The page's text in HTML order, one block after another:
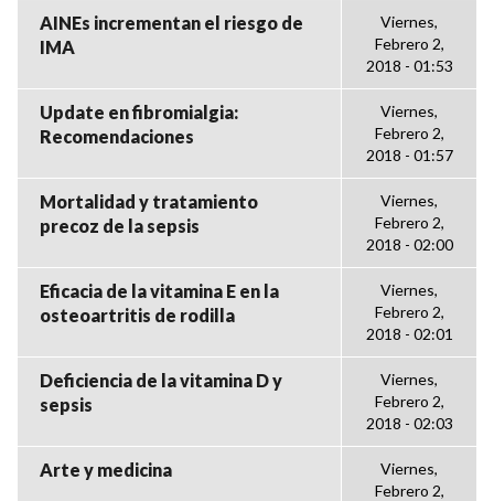
AINEs incrementan el riesgo de
IMA
Viernes,
Febrero 2,
2018 - 01:53
Update en fibromialgia:
Recomendaciones
Viernes,
Febrero 2,
2018 - 01:57
Mortalidad y tratamiento
precoz de la sepsis
Viernes,
Febrero 2,
2018 - 02:00
Eficacia de la vitamina E en la
osteoartritis de rodilla
Viernes,
Febrero 2,
2018 - 02:01
Deficiencia de la vitamina D y
sepsis
Viernes,
Febrero 2,
2018 - 02:03
Arte y medicina
Viernes,
Febrero 2,